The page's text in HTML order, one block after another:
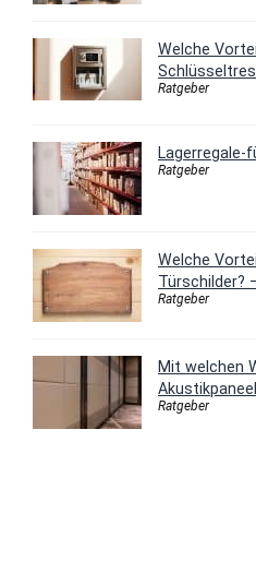
Welche
Ratgeber
Lagerregale-
Ratgeber
Welche
Türschilder?
Ratgeber
Mit welchen
Ratgeber